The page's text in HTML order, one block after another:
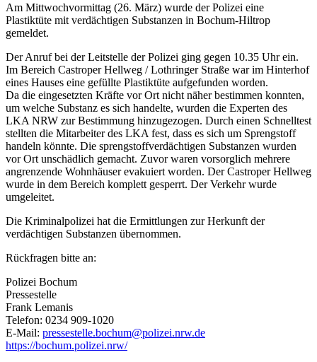
Am Mittwochvormittag (26. März) wurde der Polizei eine
Plastiktüte mit verdächtigen Substanzen in Bochum-Hiltrop
gemeldet.
Der Anruf bei der Leitstelle der Polizei ging gegen 10.35 Uhr ein.
Im Bereich Castroper Hellweg / Lothringer Straße war im Hinterhof
eines Hauses eine gefüllte Plastiktüte aufgefunden worden.
Da die eingesetzten Kräfte vor Ort nicht näher bestimmen konnten,
um welche Substanz es sich handelte, wurden die Experten des
LKA NRW zur Bestimmung hinzugezogen. Durch einen Schnelltest
stellten die Mitarbeiter des LKA fest, dass es sich um Sprengstoff
handeln könnte. Die sprengstoffverdächtigen Substanzen wurden
vor Ort unschädlich gemacht. Zuvor waren vorsorglich mehrere
angrenzende Wohnhäuser evakuiert worden. Der Castroper Hellweg
wurde in dem Bereich komplett gesperrt. Der Verkehr wurde
umgeleitet.
Die Kriminalpolizei hat die Ermittlungen zur Herkunft der
verdächtigen Substanzen übernommen.
Rückfragen bitte an:
Polizei Bochum
Pressestelle
Frank Lemanis
Telefon: 0234 909-1020
E-Mail: pressestelle.bochum@polizei.nrw.de
https://bochum.polizei.nrw/